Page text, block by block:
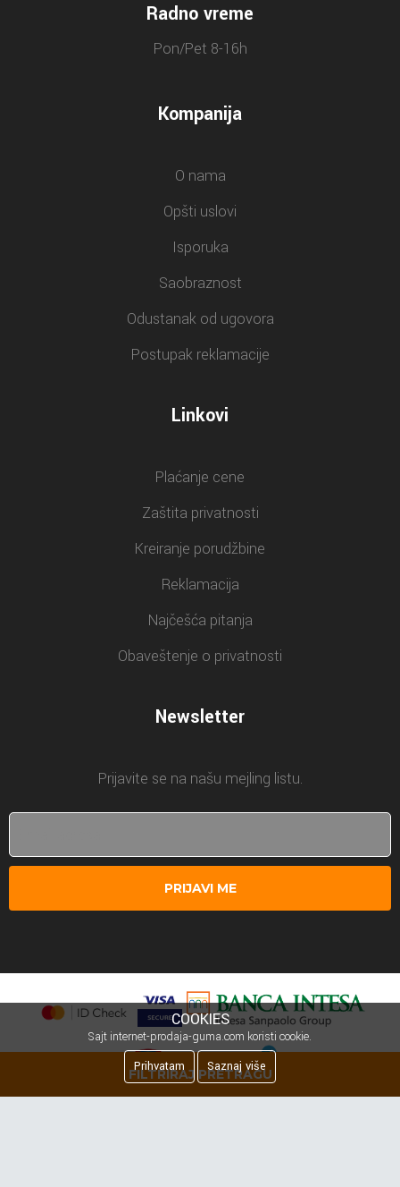
FILTRIRAJ PRETRAGU
Radno vreme
Pon/Pet 8-16h
Kompanija
O nama
Opšti uslovi
Isporuka
Saobraznost
Odustanak od ugovora
Postupak reklamacije
Linkovi
Plaćanje cene
Zaštita privatnosti
Kreiranje porudžbine
Reklamacija
Najčešća pitanja
Obaveštenje o privatnosti
Newsletter
Prijavite se na našu mejling listu.
PRIJAVI ME
COOKIES
Sajt internet-prodaja-guma.com koristi cookie.
Prihvatam
Saznaj više